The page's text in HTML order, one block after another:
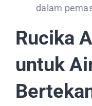
dalam
Rucika
untuk